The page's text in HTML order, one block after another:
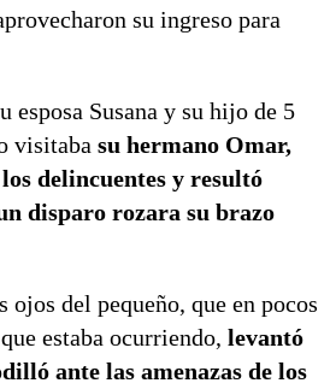
su ingreso para
esposa Susana y su hijo de 5
visitaba su hermano Omar,
delincuentes y resultó
disparo rozara su brazo
ojos del pequeño, que en pocos
estaba ocurriendo, levantó
ante las amenazas de los